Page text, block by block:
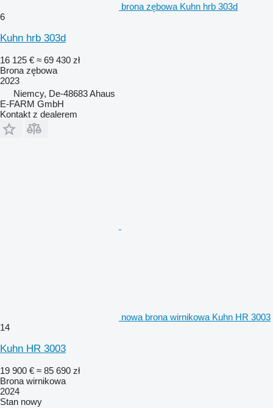
brona zębowa Kuhn hrb 303d
6
Kuhn hrb 303d
16 125 € ≈ 69 430 zł
Brona zębowa
2023
Niemcy, De-48683 Ahaus
E-FARM GmbH
Kontakt z dealerem
nowa brona wirnikowa Kuhn HR 3003
14
Kuhn HR 3003
19 900 € ≈ 85 690 zł
Brona wirnikowa
2024
Stan nowy